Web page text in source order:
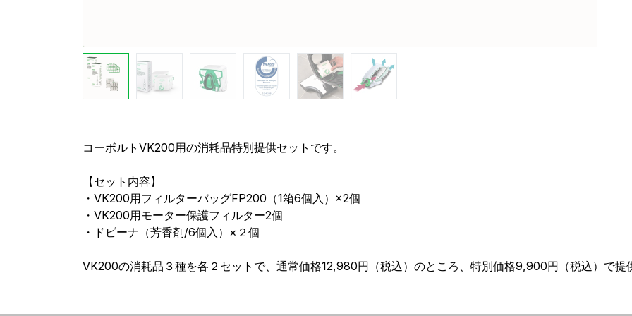
コーボルトVK200用の消耗品特別提供セットです。
【セット内容】
・VK200用フィルターバッグFP200（1箱6個入）×2個
・VK200用モーター保護フィルター2個
・ドビーナ（芳香剤/6個入）×２個
VK200の消耗品３種を各２セットで、通常価格12,980円（税込）のところ、特別価格9,900円（税込）で提